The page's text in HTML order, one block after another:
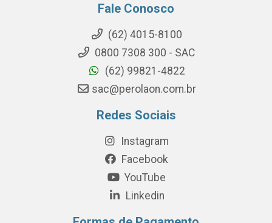
Fale Conosco
(62) 4015-8100
0800 7308 300 - SAC
(62) 99821-4822
sac@perolaon.com.br
Redes Sociais
Instagram
Facebook
YouTube
Linkedin